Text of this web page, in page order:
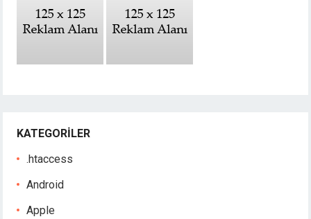
KATEGORILER
.htaccess
Android
Apple